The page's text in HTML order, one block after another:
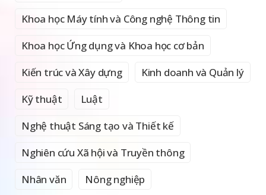
Khoa học Máy tính và Công nghệ Thông tin
Khoa học Ứng dụng và Khoa học cơ bản
Kiến trúc và Xây dựng
Kinh doanh và Quản lý
Kỹ thuật
Luật
Nghệ thuật Sáng tạo và Thiết kế
Nghiên cứu Xã hội và Truyền thông
Nhân văn
Nông nghiệp